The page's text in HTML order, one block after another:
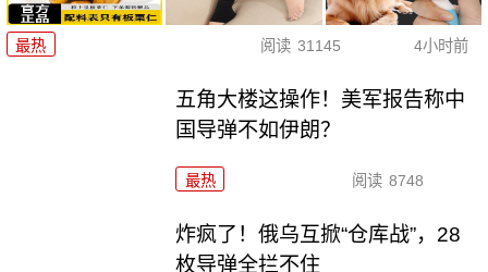
最热 阅读 31145 4小时前
五角大楼这操作！美军报告称中
国导弹不如伊朗？
最热 阅读 8748
炸疯了！俄乌互掀“仓库战”，28
枚导弹全拦不住